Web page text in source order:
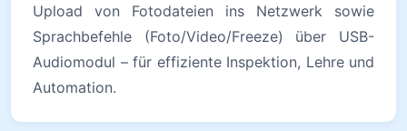
Upload von Fotodateien ins Netzwerk sowie
Sprachbefehle (Foto/Video/Freeze) über USB-
Audiomodul – für effiziente Inspektion, Lehre und
Automation.